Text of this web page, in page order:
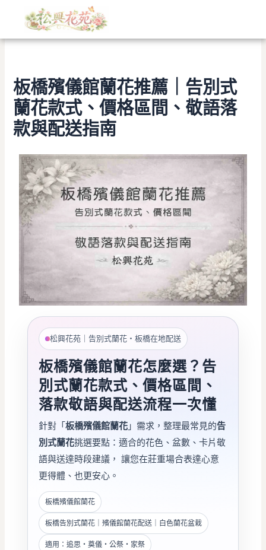
類
板橋殯儀館蘭花推薦｜告別式
蘭花款式、價格區間、敬語落
款與配送指南
松興花苑｜告別式蘭花・板橋在地配送
板橋殯儀館蘭花怎麼選？告
別式蘭花款式、價格區間、
落款敬語與配送流程一次懂
針對「板橋殯儀館蘭花 」需求，整理最常見的告
別式蘭花挑選要點：適合的花色、盆數、卡片敬
語與送達時段建議， 讓您在莊重場合表達心意
更得體、也更安心。
板橋殯儀館蘭花
板橋告別式蘭花｜殯儀館蘭花配送｜白色蘭花盆栽
適用：追思・奠儀・公祭・家祭